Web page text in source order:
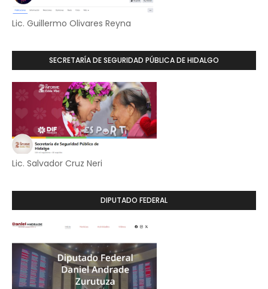
Lic. Guillermo Olivares Reyna
SECRETARÍA DE SEGURIDAD PÚBLICA DE HIDALGO
Lic. Salvador Cruz Neri
DIPUTADO FEDERAL